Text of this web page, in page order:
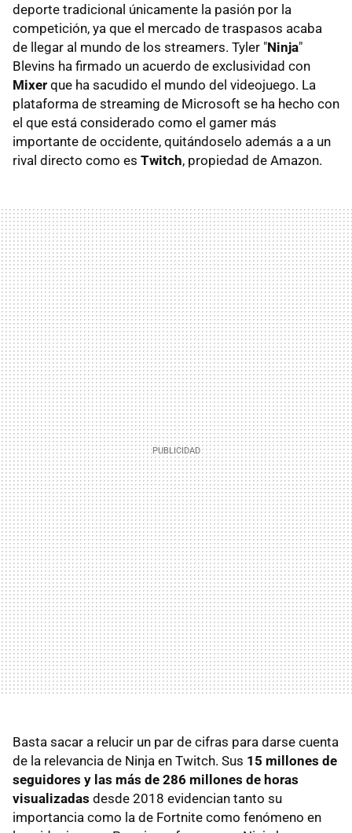
deporte tradicional únicamente la pasión por la
competición, ya que el mercado de traspasos acaba
de llegar al mundo de los streamers. Tyler "Ninja"
Blevins ha firmado un acuerdo de exclusividad con
Mixer que ha sacudido el mundo del videojuego. La
plataforma de streaming de Microsoft se ha hecho con
el que está considerado como el gamer más
importante de occidente, quitándoselo además a a un
rival directo como es Twitch, propiedad de Amazon.
Basta sacar a relucir un par de cifras para darse cuenta
de la relevancia de Ninja en Twitch. Sus 15 millones de
seguidores y las más de 286 millones de horas
visualizadas desde 2018 evidencian tanto su
importancia como la de Fortnite como fenómeno en